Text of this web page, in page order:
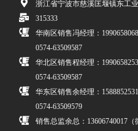
浙江省宁波市慈溪匡堰镇东工
315333
华南区销售冯经理：
0574-63509587
华北区销售程经理：
0574-63509587
华东区销售余经理：
0574-63509579
销售总监余总：13606740017（